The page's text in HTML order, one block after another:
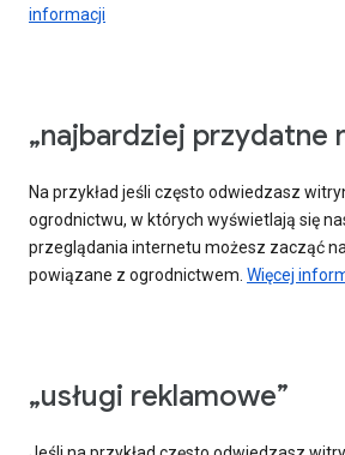
informacji
„najbardziej przydatne
Na przykład jeśli często odwiedzasz
ogrodnictwu, w których wyświetlają się
przeglądania internetu możesz zacząć
powiązane z ogrodnictwem. Więcej
„usługi reklamowe”